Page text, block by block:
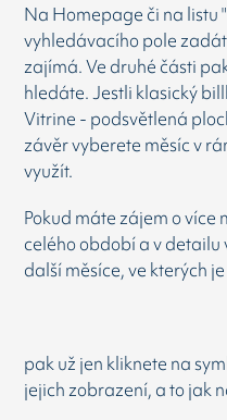
Na Homepage či na listu
vyhledávacího pole
zajímá. Ve druhé části
hledáte. Jestli klasický
Vitrine - podsvětlená
závěr vyberete měsíc v
využít.
Pokud máte zájem o více
celého období a v
další měsíce, ve kterých
pak už jen kliknete na
jejich zobrazení, a to jak